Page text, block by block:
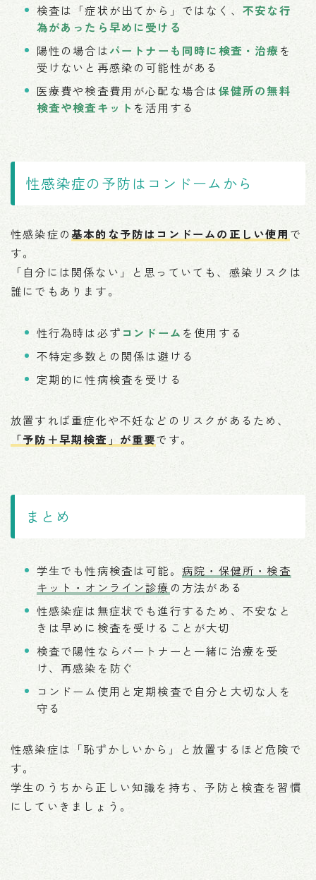
検査は「症状が出てから」ではなく、 不安な行
為があったら早めに受ける
陽性の場合はパートナーも同時に検査・治療を
受けないと再感染の可能性がある
医療費や検査費用が心配な場合は保健所の無料
検査や検査キット を活用する
性感染症の予防はコンドームから
性感染症の基本的な予防はコンドームの正しい使用 で
す。
「自分には関係ない」と思っていても、感染リスクは
誰にでもあります。
性行為時は必ず コンドーム を使用する
不特定多数との関係は避ける
定期的に性病検査を受ける
放置すれば重症化や不妊などのリスクがあるため、
「予防＋早期検査」が重要です。
まとめ
学生でも性病検査は可能。 病院・保健所・検査
キット・オンライン診療 の方法がある
性感染症は無症状でも進行するため、不安なと
きは早めに検査を受けることが大切
検査で陽性ならパートナーと一緒に治療を受
け、再感染を防ぐ
コンドーム使用と定期検査で自分と大切な人を
守る
性感染症は「恥ずかしいから」と放置するほど危険で
す。
学生のうちから正しい知識を持ち、予防と検査を習慣
にしていきましょう。